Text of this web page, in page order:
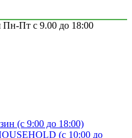
Пн-Пт с 9.00 до 18:00
(с 9:00 до 18:00)
(с 10:00 до